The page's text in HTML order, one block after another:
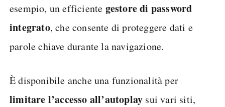
esempio, un efficiente gestore di password
integrato, che consente di proteggere dati e
parole chiave durante la navigazione.
È disponibile anche una funzionalità per
limitare l’accesso all’autoplay sui vari siti,